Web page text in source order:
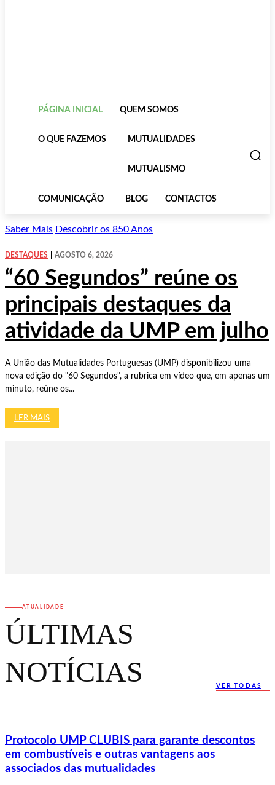
PÁGINA INICIAL QUEM SOMOS
O QUE FAZEMOS MUTUALIDADES
MUTUALISMO
COMUNICAÇÃO BLOG CONTACTOS
Saber Mais Descobrir os 850 Anos
DESTAQUES AGOSTO 6, 2026
“60 Segundos” reúne os
principais destaques da
atividade da UMP em julho
A União das Mutualidades Portuguesas (UMP) disponibilizou uma
nova edição do "60 Segundos", a rubrica em vídeo que, em apenas um
minuto, reúne os...
LER MAIS
ATUALIDADE
ÚLTIMAS
NOTÍCIAS
VER TODAS
Protocolo UMP CLUBIS para garante descontos
em combustíveis e outras vantagens aos
associados das mutualidades